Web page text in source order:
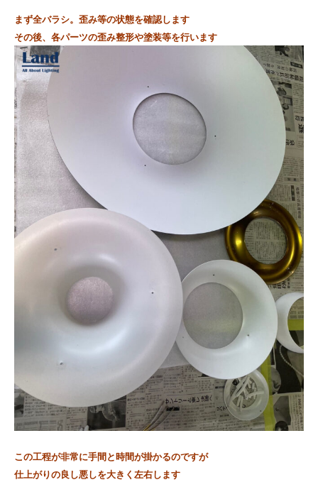
まず全バラシ。 歪み等の状態を確認します
その後、各パーツの歪み整形や塗装等を行います
この工程が非常に手間と時間が掛かるのですが
仕上がりの良し悪しを大きく左右します